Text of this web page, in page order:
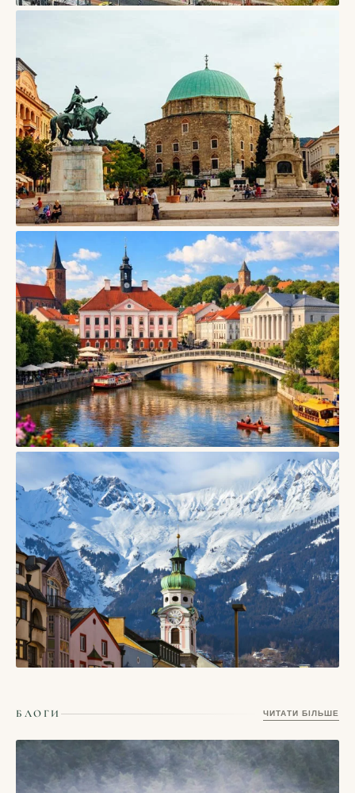
Пловдив, Болгарія — старе місто римського театру,
пагорбів і творчого кварталу Капана
08/08/2026
СТАТТІ
Печ, Угорщина — місто ранньохристиянських гробниць,
кераміки Жолнаї та південного ритму
07/08/2026
Тарту, Естонія — університетське місто дерев’яних
кварталів і творчого спокою
06/08/2026
Інсбрук — місто в Австрії, де старий центр дивиться прямо
03/06/2026
БЛОГИ ЧИТАТИ БІЛЬШЕ